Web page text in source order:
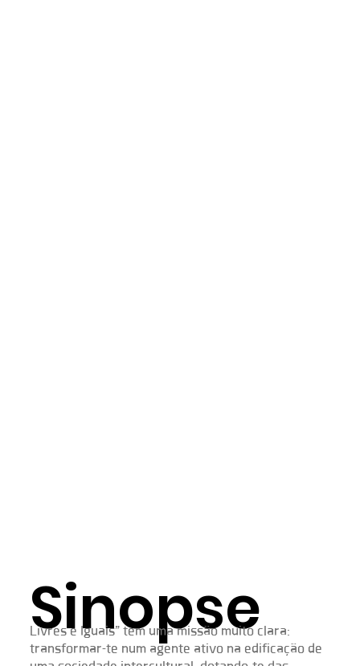
Sinopse
Livres e Iguais” tem uma missão muito clara:
transformar-te num agente ativo na edificação de